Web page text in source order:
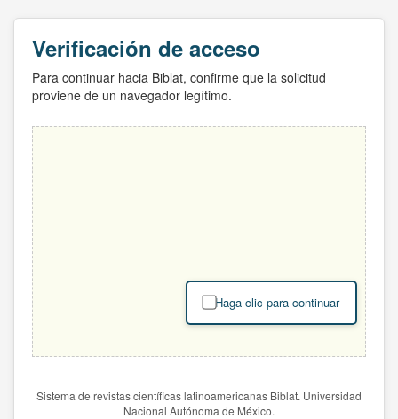
Verificación de acceso
Para continuar hacia Biblat, confirme que la solicitud
proviene de un navegador legítimo.
Haga clic para continuar
Sistema de revistas científicas latinoamericanas Biblat. Universidad
Nacional Autónoma de México.